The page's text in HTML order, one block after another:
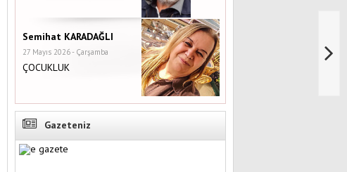
Semihat KARADAĞLI
27 Mayıs 2026 - Çarşamba
ÇOCUKLUK
Gazeteniz